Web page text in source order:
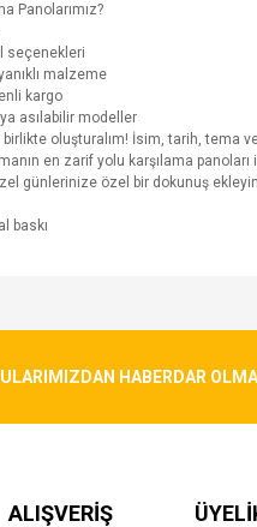
Panolarımız?
seçenekleri
malzeme
kargo
asılabilir modeller
birlikte oluşturalım! İsim, tarih, tema
en zarif yolu karşılama panoları
günlerinize özel bir dokunuş
baskı
bozuk veya görüntülenemiyor.
farklı alternatifler olmalı.
HABERDAR
ALIŞVERİŞ